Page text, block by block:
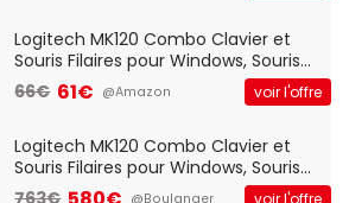
Logitech MK120 Combo Clavier et
Souris Filaires pour Windows, Souris
Optique Filaire, Connexion USB Plug
And Play, Confortable, Taille
QWERTY UK - Noir
66€ 61€ @Amazon voir l'offre
Logitech MK120 Combo Clavier et
Souris Filaires pour Windows, Souris
Optique Filaire, Connexion USB Plug
763€ @Boulanger voir l'offre